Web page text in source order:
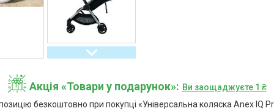
Акція «Товари у подарунок»
Ви заощаджуєте 1 ₴
безкоштовно при покупці «Універсальна коляска Anex IQ